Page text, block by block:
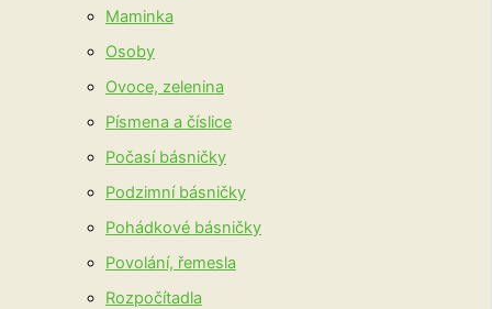
Maminka
Osoby
Ovoce, zelenina
Písmena a číslice
Počasí básničky
Podzimní básničky
Pohádkové básničky
Povolání, řemesla
Rozpočítadla